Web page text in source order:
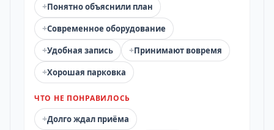
+Понятно объяснили план
+Современное оборудование
+Удобная запись +Принимают вовремя
+Хорошая парковка
ЧТО НЕ ПОНРАВИЛОСЬ
+Долго ждал приёма